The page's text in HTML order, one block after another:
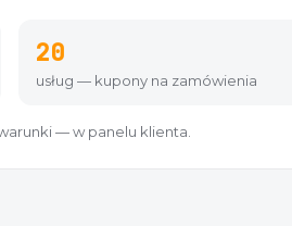
20
usług — kupony na zamówienia
— w panelu klienta.